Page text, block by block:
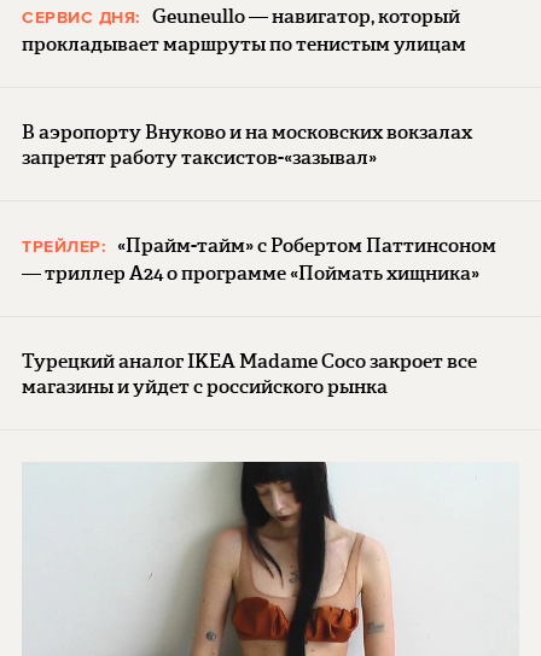
СЕРВИС ДНЯ:
Geuneullo — навигатор, который
прокладывает маршруты по тенистым улицам
В аэропорту Внуково и на московских вокзалах
запретят работу таксистов-«зазывал»
ТРЕЙЛЕР:
«Прайм-тайм» с Робертом Паттинсоном
— триллер A24 о программе «Поймать хищника»
Турецкий аналог IKEA Madame Coco закроет все
магазины и уйдет с российского рынка